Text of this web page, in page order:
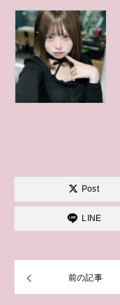
Post
LINE
前の記事